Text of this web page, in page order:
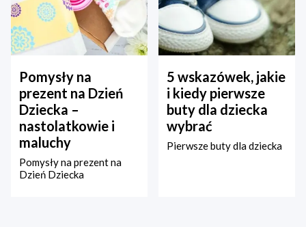
Pomysły na
prezent na Dzień
Dziecka –
nastolatkowie i
maluchy
Pomysły na prezent na
Dzień Dziecka
5 wskazówek, jakie
i kiedy pierwsze
buty dla dziecka
wybrać
Pierwsze buty dla dziecka